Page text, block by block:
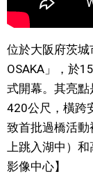
文化
科學技術
生活
運動
位於大阪府茨城
OSAKA」，於
式開幕。其亮
420公尺，橫跨
致首批過橋活
上跳入湖中）
影像中心】